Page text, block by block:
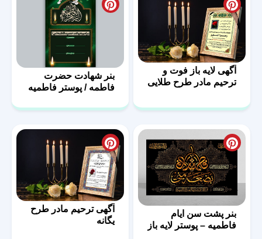
آگهی لایه باز فوت و
ترحیم مادر طرح طلایی
بنر شهادت حضرت
فاطمه / پوستر فاطمیه
بنر پشت سن ایام
فاطمیه – پوستر لایه باز
آگهی ترحیم مادر طرح
یگانه